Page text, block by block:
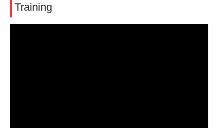
Training